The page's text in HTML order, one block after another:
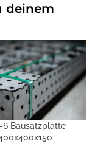
deinem
6 Bausatzplatte